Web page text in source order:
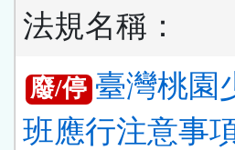
法規名稱：
廢/停 臺灣桃園
班應行注意事